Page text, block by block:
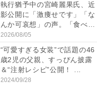
執行猶予中の宮崎麗果氏、近
影公開に「激痩せです」「な
んか可哀想」の声。「食べら
れ...
2026/08/05
“可愛すぎる女装”で話題の46
歳2児の父親、すっぴん披露
＆“注射レシピ”公開！ ...
2024/09/28